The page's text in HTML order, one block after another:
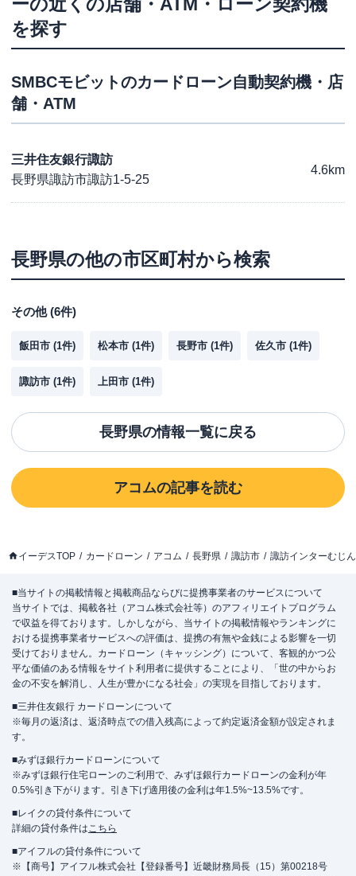
を探す
SMBCモビットのカードローン自動契約機・店
舗・ATM
三井住友銀行諏訪
長野県諏訪市諏訪1-5-25
4.6km
長野県の他の市区町村から検索
その他(6件)
飯田市 (1件) 松本市 (1件) 長野市 (1件) 佐久市 (1件)
諏訪市 (1件) 上田市 (1件)
長野県の情報一覧に戻る
アコムの記事を読む
イーデスTOP カードローン アコム 長野県 諏訪市 諏訪インターむじ
■当サイトの掲載情報と掲載商品ならびに提携事業者のサービスについて
当サイトでは、掲載各社（アコム株式会社等）のアフィリエイトプログラム
で収益を得ております。しかしながら、当サイトの掲載情報やランキングに
おける提携事業者サービスへの評価は、提携の有無や金銭による影響を一切
受けておりません。カードローン（キャッシング）について、客観的かつ公
平な価値のある情報をサイト利用者に提供することにより、「世の中からお
金の不安を解消し、人生が豊かになる社会」の実現を目指しております。
■三井住友銀行 カードローンについて
※毎月の返済は、返済時点での借入残高によって約定返済金額が設定されま
す。
■みずほ銀行カードローンについて
※みずほ銀行住宅ローンのご利用で、みずほ銀行カードローンの金利が年
0.5%引き下がります。引き下げ適用後の金利は年1.5%~13.5%です。
■レイクの貸付条件について
詳細の貸付条件はこちら
■アイフルの貸付条件について
※【商号】アイフル株式会社【登録番号】近畿財務局長（15）第00218号